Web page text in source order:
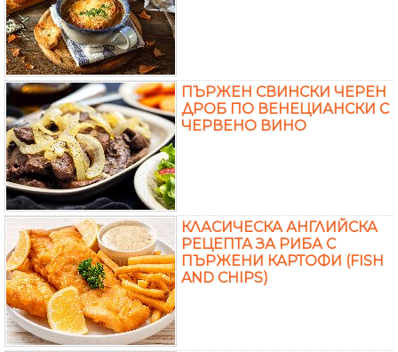
ПЪРЖЕН СВИНСКИ ЧЕРЕН
ДРОБ ПО ВЕНЕЦИАНСКИ С
ЧЕРВЕНО ВИНО
КЛАСИЧЕСКА АНГЛИЙСКА
РЕЦЕПТА ЗА РИБА С
ПЪРЖЕНИ КАРТОФИ (FISH
AND CHIPS)